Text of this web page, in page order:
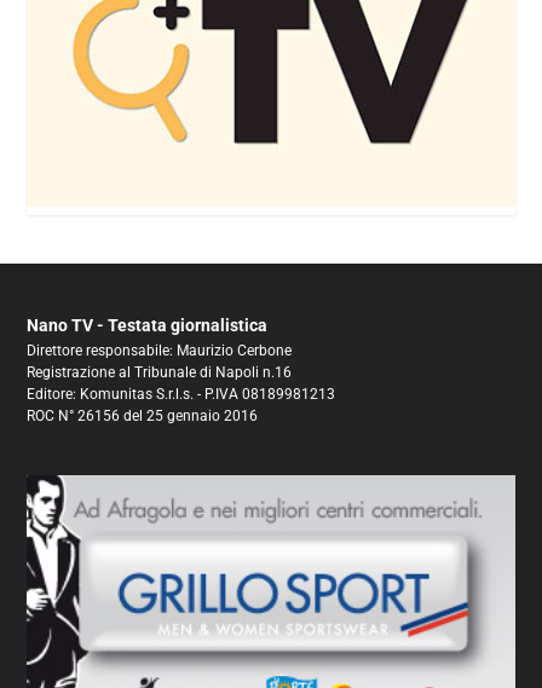
Nano TV - Testata giornalistica
Direttore responsabile: Maurizio Cerbone
Registrazione al Tribunale di Napoli n.16
Editore: Komunitas S.r.l.s. - P.IVA 08189981213
ROC N° 26156 del 25 gennaio 2016